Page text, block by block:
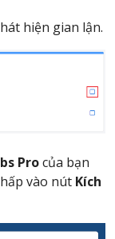
hiện gian lận.
Procủa bạn
vào nút Kích